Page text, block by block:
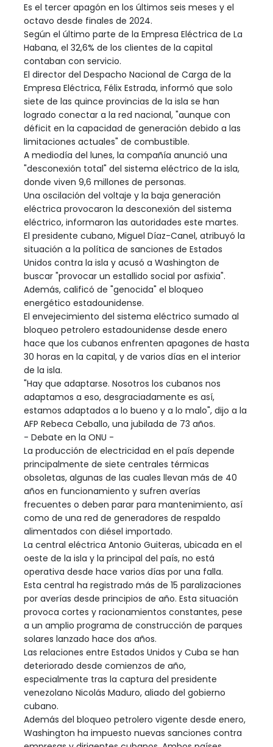
Es el tercer apagón en los últimos seis meses y el
octavo desde finales de 2024.
Según el último parte de la Empresa Eléctrica de La
Habana, el 32,6% de los clientes de la capital
contaban con servicio.
El director del Despacho Nacional de Carga de la
Empresa Eléctrica, Félix Estrada, informó que solo
siete de las quince provincias de la isla se han
logrado conectar a la red nacional, "aunque con
déficit en la capacidad de generación debido a las
limitaciones actuales" de combustible.
A mediodía del lunes, la compañía anunció una
"desconexión total" del sistema eléctrico de la isla,
donde viven 9,6 millones de personas.
Una oscilación del voltaje y la baja generación
eléctrica provocaron la desconexión del sistema
eléctrico, informaron las autoridades este martes.
El presidente cubano, Miguel Díaz-Canel, atribuyó la
situación a la política de sanciones de Estados
Unidos contra la isla y acusó a Washington de
buscar "provocar un estallido social por asfixia".
Además, calificó de "genocida" el bloqueo
energético estadounidense.
El envejecimiento del sistema eléctrico sumado al
bloqueo petrolero estadounidense desde enero
hace que los cubanos enfrenten apagones de hasta
30 horas en la capital, y de varios días en el interior
de la isla.
"Hay que adaptarse. Nosotros los cubanos nos
adaptamos a eso, desgraciadamente es así,
estamos adaptados a lo bueno y a lo malo", dijo a la
AFP Rebeca Ceballo, una jubilada de 73 años.
- Debate en la ONU -
La producción de electricidad en el país depende
principalmente de siete centrales térmicas
obsoletas, algunas de las cuales llevan más de 40
años en funcionamiento y sufren averías
frecuentes o deben parar para mantenimiento, así
como de una red de generadores de respaldo
alimentados con diésel importado.
La central eléctrica Antonio Guiteras, ubicada en el
oeste de la isla y la principal del país, no está
operativa desde hace varios días por una falla.
Esta central ha registrado más de 15 paralizaciones
por averías desde principios de año. Esta situación
provoca cortes y racionamientos constantes, pese
a un amplio programa de construcción de parques
solares lanzado hace dos años.
Las relaciones entre Estados Unidos y Cuba se han
deteriorado desde comienzos de año,
especialmente tras la captura del presidente
venezolano Nicolás Maduro, aliado del gobierno
cubano.
Además del bloqueo petrolero vigente desde enero,
Washington ha impuesto nuevas sanciones contra